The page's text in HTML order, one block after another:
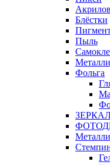
Блёстки
Пыль
Фольга